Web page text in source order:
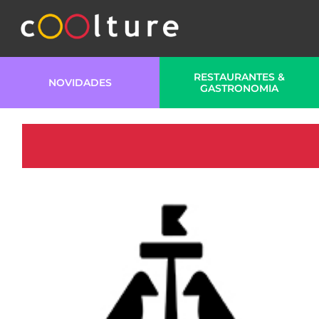
NOVIDADES
RESTAURANTES &
GASTRONOMIA